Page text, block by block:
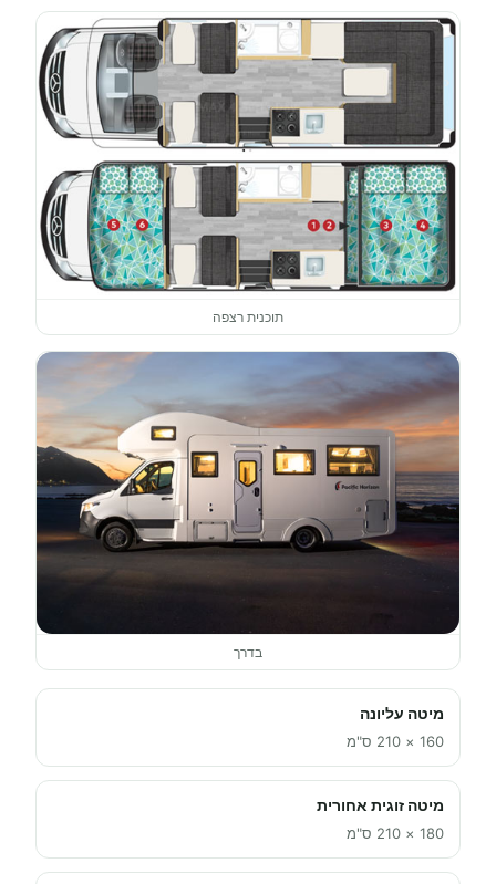
תוכנית רצפה
בדרך
מיטה עליונה
160 × 210 ס"מ
מיטה זוגית אחורית
180 × 210 ס"מ